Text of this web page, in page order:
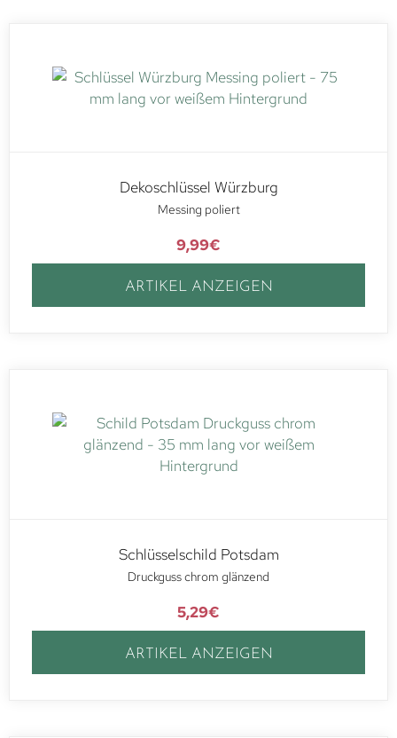
Dekoschlüssel Würzburg
Messing poliert
9,99€
ARTIKEL ANZEIGEN
Schlüsselschild Potsdam
Druckguss chrom glänzend
5,29€
ARTIKEL ANZEIGEN